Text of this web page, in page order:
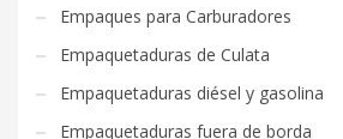
Empaques para Carburadores
Empaquetaduras de Culata
Empaquetaduras diésel y gasolina
Empaquetaduras fuera de borda